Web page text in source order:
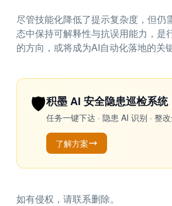
尽管技能化降低了提示复杂度，但
态中保持可解释性与抗误用能力，
的方向，或将成为AI自动化落地的关
🛡️积墨 AI 安全隐患巡检系统
任务一键下达 · 隐患 AI 识别 · 整
了解方案
如有侵权，请联系删除。